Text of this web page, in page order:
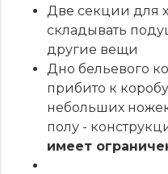
Две секции для
складывать
другие вещи
Дно бельевого
прибито к
небольших
полу -
имеет